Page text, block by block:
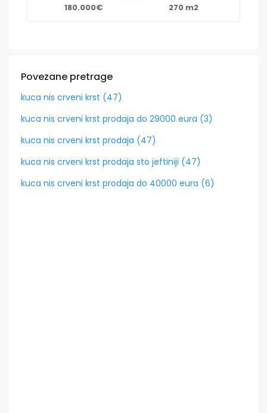
180.000€ 270 m2
Povezane pretrage
kuca nis crveni krst (47)
kuca nis crveni krst prodaja do 29000 eura (3)
kuca nis crveni krst prodaja (47)
kuca nis crveni krst prodaja sto jeftiniji (47)
kuca nis crveni krst prodaja do 40000 eura (6)